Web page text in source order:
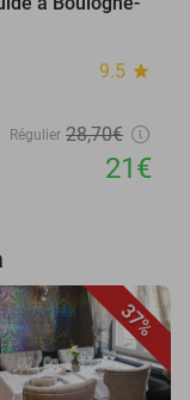
9.5 star
Régulier 28,70€
21€
37%